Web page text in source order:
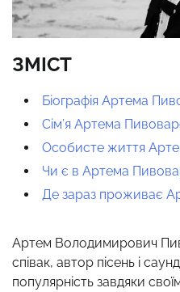
ЗМІСТ
Біографія Артема
Сім’я Артема
Особисте життя
Чи є в Артема
Де зараз проживає
Артем Володимирович
співак, автор пісень і
популярність завдяки